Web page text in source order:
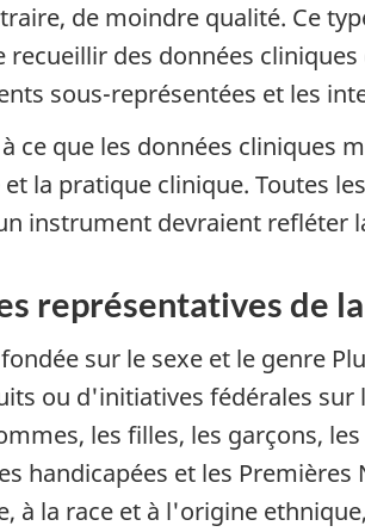
de moindre qualité. Ce
des données
sous-représentées et les
ce que les données cliniques
la pratique clinique. Toutes
instrument devraient refléter
représentatives de
sur le sexe et le genre
ou d'initiatives fédérales
les filles, les garçons,
handicapées et les
à la race et à l'origine